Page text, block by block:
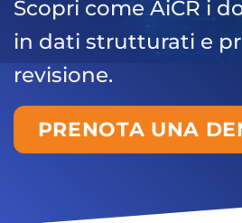
Scopri come AiCR i
in dati strutturati e
revisione.
PRENOTA UNA